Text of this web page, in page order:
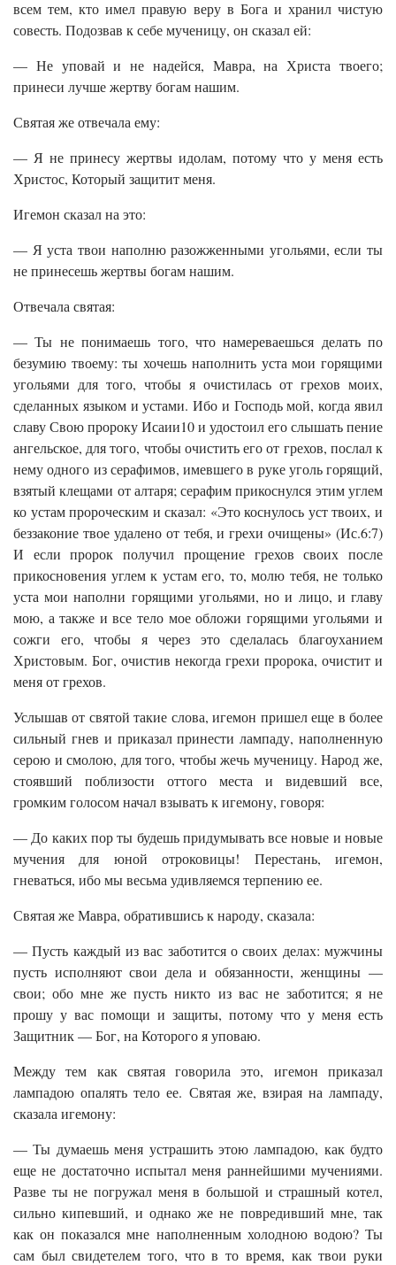
всем тем, кто имел правую веру в Бога и хранил чистую
совесть. Подозвав к себе мученицу, он сказал ей:
— Не уповай и не надейся, Мавра, на Христа твоего;
принеси лучше жертву богам нашим.
Святая же отвечала ему:
— Я не принесу жертвы идолам, потому что у меня есть
Христос, Который защитит меня.
Игемон сказал на это:
— Я уста твои наполню разожженными угольями, если ты
не принесешь жертвы богам нашим.
Отвечала святая:
— Ты не понимаешь того, что намереваешься делать по
безумию твоему: ты хочешь наполнить уста мои горящими
угольями для того, чтобы я очистилась от грехов моих,
сделанных языком и устами. Ибо и Господь мой, когда явил
славу Свою пророку Исаии10 и удостоил его слышать пение
ангельское, для того, чтобы очистить его от грехов, послал к
нему одного из серафимов, имевшего в руке уголь горящий,
взятый клещами от алтаря; серафим прикоснулся этим углем
ко устам пророческим и сказал: «Это коснулось уст твоих, и
беззаконие твое удалено от тебя, и грехи очищены» (Ис.6:7)
И если пророк получил прощение грехов своих после
прикосновения углем к устам его, то, молю тебя, не только
уста мои наполни горящими угольями, но и лицо, и главу
мою, а также и все тело мое обложи горящими угольями и
сожги его, чтобы я через это сделалась благоуханием
Христовым. Бог, очистив некогда грехи пророка, очистит и
меня от грехов.
Услышав от святой такие слова, игемон пришел еще в более
сильный гнев и приказал принести лампаду, наполненную
серою и смолою, для того, чтобы жечь мученицу. Народ же,
стоявший поблизости оттого места и видевший все,
громким голосом начал взывать к игемону, говоря:
— До каких пор ты будешь придумывать все новые и новые
мучения для юной отроковицы! Перестань, игемон,
гневаться, ибо мы весьма удивляемся терпению ее.
Святая же Мавра, обратившись к народу, сказала:
— Пусть каждый из вас заботится о своих делах: мужчины
пусть исполняют свои дела и обязанности, женщины —
свои; обо мне же пусть никто из вас не заботится; я не
прошу у вас помощи и защиты, потому что у меня есть
Защитник — Бог, на Которого я уповаю.
Между тем как святая говорила это, игемон приказал
лампадою опалять тело ее. Святая же, взирая на лампаду,
сказала игемону:
— Ты думаешь меня устрашить этою лампадою, как будто
еще не достаточно испытал меня раннейшими мучениями.
Разве ты не погружал меня в большой и страшный котел,
сильно кипевший, и однако же не повредивший мне, так
как он показался мне наполненным холодною водою? Ты
сам был свидетелем того, что в то время, как твои руки